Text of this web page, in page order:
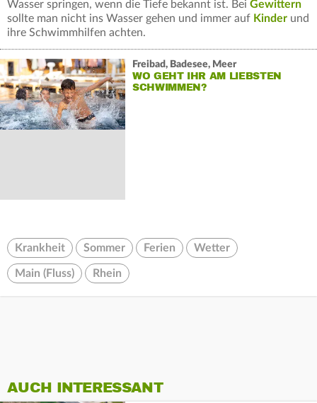
Wasser springen, wenn die Tiefe bekannt ist. Bei Gewittern
sollte man nicht ins Wasser gehen und immer auf Kinder und
ihre Schwimmhilfen achten.
Freibad, Badesee, Meer
WO GEHT IHR AM LIEBSTEN
SCHWIMMEN?
Krankheit Sommer Ferien Wetter
Main (Fluss) Rhein
AUCH INTERESSANT